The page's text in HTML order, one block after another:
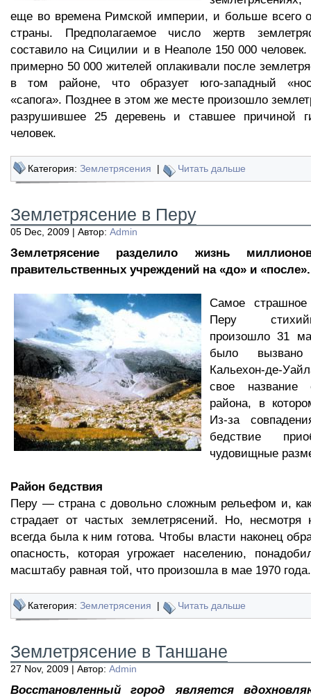
еще во времена Римской империи, и больше всего
страны. Предполагаемое число жертв
составило на Сицилии и в Неаполе 150 000
примерно 50 000 жителей оплакивали после
в том районе, что образует юго-западный
«сапога». Позднее в этом же месте произошло
разрушившее 25 деревень и ставшее причиной
человек.
Категория: Землетрясения | Читать дальше
Землетрясение в Перу
05 Dec, 2009 | Автор: Admin
Землетрясение разделило жизнь
правительственных учреждений на «до» и «после».
Самое
Перу
произошло 31
было вызвано
Кальехон-де-
свое название
района, в
Из-за
бедствие
чудовищные
Район бедствия
Перу — страна с довольно сложным рельефом и,
страдает от частых землетрясений. Но, несмотря
всегда была к ним готова. Чтобы власти наконец
опасность, которая угрожает населению,
масштабу равная той, что произошла в мае 1970 года.
Категория: Землетрясения | Читать дальше
Землетрясение в Таншане
27 Nov, 2009 | Автор: Admin
Восстановленный город является